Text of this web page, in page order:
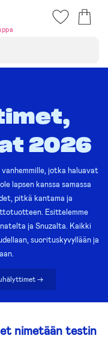
2026
jotka haluavat
lapsen kanssa samassa
pitkä kantama ja
Esittelemme
ja Snuzalta. Kaikki
suorituskyvyllään ja
->
nimetään testin